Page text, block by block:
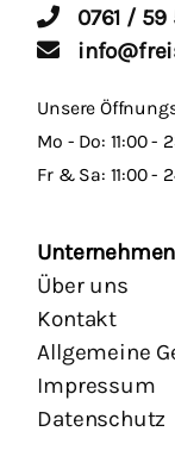
0761 / 59
Unsere
Mo - Do: 11:00 -
Fr & Sa: 11:00 -
Unternehmen
Über uns
Kontakt
Allgemeine
Impressum
Datenschutz